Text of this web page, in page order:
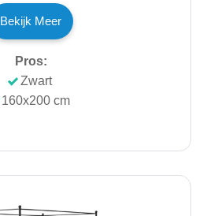
Bekijk Meer
Pros:
Zwart
160x200 cm